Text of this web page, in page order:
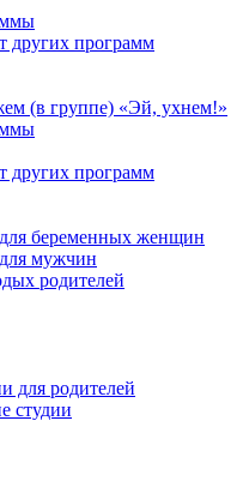
других программ
(в группе) «Эй, ухнем!»
других программ
беременных женщин
мужчин
родителей
для родителей
студии